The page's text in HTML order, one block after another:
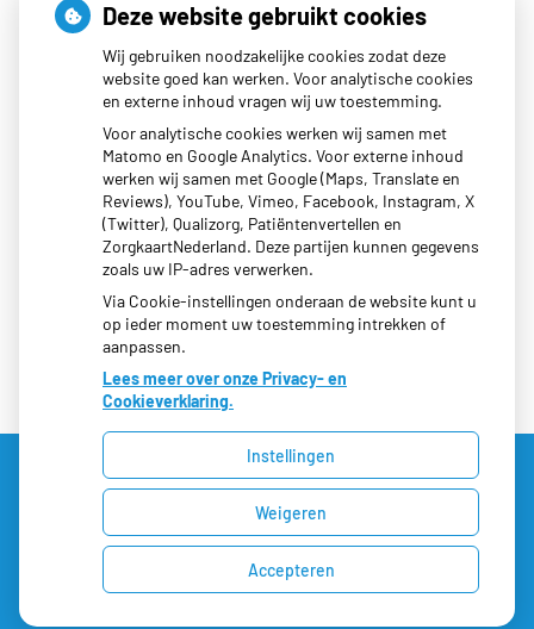
Openingstijden
08:00 - 17:00
08:00 - 17:00
Woensdag:
08:00 - 19:30
Donderdag:
08:00 - 17:00
08:00 - 17:00
Uw Zorg Online|Beheer
Cookie-instellingen
Deze website gebruikt cookies
Wij gebruiken noodzakelijke cookies zodat deze
website goed kan werken. Voor analytische cookies
en externe inhoud vragen wij uw toestemming.
Voor analytische cookies werken wij samen met
Matomo en Google Analytics. Voor externe inhoud
werken wij samen met Google (Maps, Translate en
Reviews), YouTube, Vimeo, Facebook, Instagram, X
(Twitter), Qualizorg, Patiëntenvertellen en
ZorgkaartNederland. Deze partijen kunnen gegevens
zoals uw IP-adres verwerken.
Via Cookie-instellingen onderaan de website kunt u
op ieder moment uw toestemming intrekken of
aanpassen.
Lees meer over onze Privacy- en
Cookieverklaring.
Instellingen
Weigeren
Accepteren